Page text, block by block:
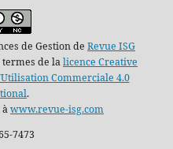
de Gestion de Revue ISG
de lalicence Creative
Commerciale 4.0
.
www.revue-isg.com
7473